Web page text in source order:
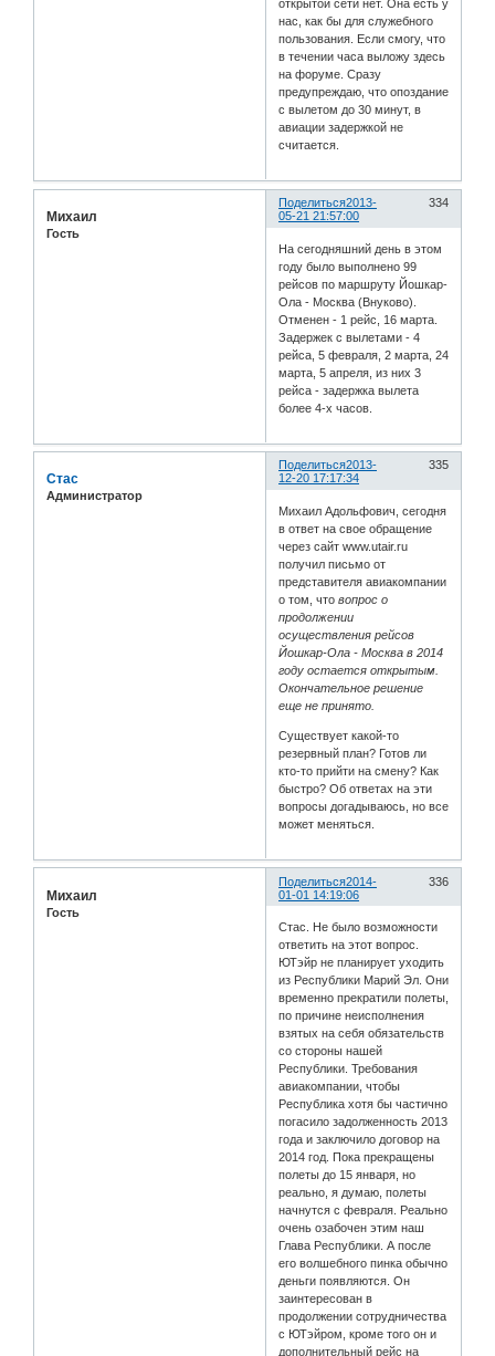
открытой сети нет. Она есть у
нас, как бы для служебного
пользования. Если смогу, что
в течении часа выложу здесь
на форуме. Сразу
предупреждаю, что опоздание
с вылетом до 30 минут, в
авиации задержкой не
считается.
Поделиться 334
2013-
05-21 21:57:00
Михаил
Гость
На сегодняшний день в этом
году было выполнено 99
рейсов по маршруту Йошкар-
Ола - Москва (Внуково).
Отменен - 1 рейс, 16 марта.
Задержек с вылетами - 4
рейса, 5 февраля, 2 марта, 24
марта, 5 апреля, из них 3
рейса - задержка вылета
более 4-х часов.
Поделиться 335
2013-
12-20 17:17:34
Стас
Администратор
Михаил Адольфович, сегодня
в ответ на свое обращение
через сайт www.utair.ru
получил письмо от
представителя авиакомпании
о том, чтовопрос о
продолжении
осуществления рейсов
Йошкар-Ола - Москва в 2014
году остается открытым.
Окончательное решение
еще не принято.
Существует какой-то
резервный план? Готов ли
кто-то прийти на смену? Как
быстро? Об ответах на эти
вопросы догадываюсь, но все
может меняться.
Поделиться 336
2014-
01-01 14:19:06
Михаил
Гость
Стас. Не было возможности
ответить на этот вопрос.
ЮТэйр не планирует уходить
из Республики Марий Эл. Они
временно прекратили полеты,
по причине неисполнения
взятых на себя обязательств
со стороны нашей
Республики. Требования
авиакомпании, чтобы
Республика хотя бы частично
погасило задолженность 2013
года и заключило договор на
2014 год. Пока прекращены
полеты до 15 января, но
реально, я думаю, полеты
начнутся с февраля. Реально
очень озабочен этим наш
Глава Республики. А после
его волшебного пинка обычно
деньги появляются. Он
заинтересован в
продолжении сотрудничества
с ЮТэйром, кроме того он и
дополнительный рейс на